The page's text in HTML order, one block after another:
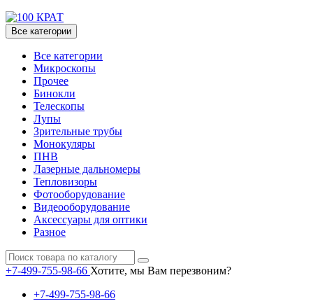
Все категории
Все категории
Микроскопы
Прочее
Бинокли
Телескопы
Лупы
Зрительные трубы
Монокуляры
ПНВ
Лазерные дальномеры
Тепловизоры
Фотооборудование
Видеооборудование
Аксессуары для оптики
Разное
+7-499-755-98-66 Хотите, мы Вам перезвоним?
+7-499-755-98-66